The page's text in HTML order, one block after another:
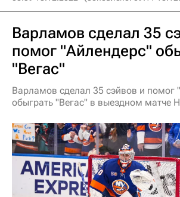
Варламов сделал 35
помог "Айлендерс"
"Вегас"
Варламов сделал 35 сэйвов и помог
обыграть "Вегас" в выездном матче